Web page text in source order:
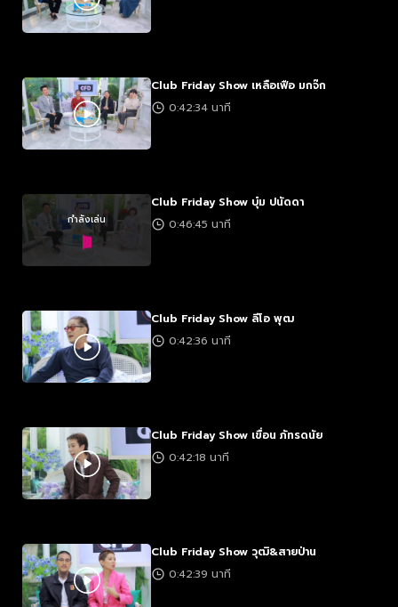
Club Friday Show เหลือเฟือ มกจ๊ก
0:42:34 นาที
กำลังเล่น
Club Friday Show บุ๋ม ปนัดดา
0:46:45 นาที
Club Friday Show ลีโอ พุฒ
0:42:36 นาที
Club Friday Show เขื่อน ภัทรดนัย
0:42:18 นาที
Club Friday Show วุฒิ&สายป่าน
0:42:39 นาที